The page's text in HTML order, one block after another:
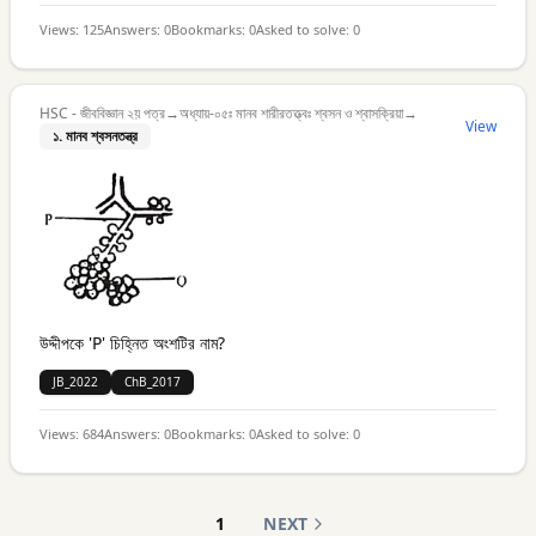
Views: 125Answers: 0Bookmarks: 0Asked to solve: 0
HSC - জীববিজ্ঞান ২য় পত্র→অধ্যায়-০৫ঃ মানব শারীরতত্ত্বঃ শ্বসন ও শ্বাসক্রিয়া→
১. মানব শ্বসনতন্ত্র
View
উদ্দীপকে 'P' চিহ্নিত অংশটির নাম?
JB_2022 ChB_2017
Views: 684Answers: 0Bookmarks: 0Asked to solve: 0
1 NEXT